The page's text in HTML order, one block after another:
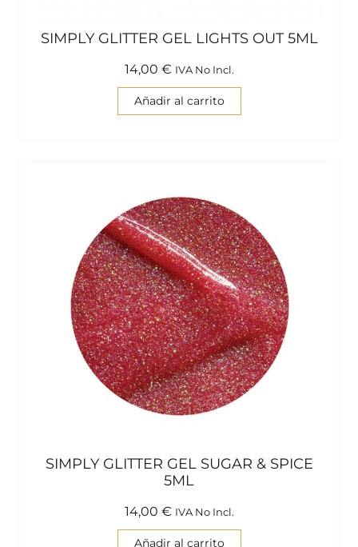
SIMPLY GLITTER GEL LIGHTS OUT 5ML
14,00 € IVA No Incl.
Añadir al carrito
SIMPLY GLITTER GEL SUGAR & SPICE
5ML
14,00 € IVA No Incl.
Añadir al carrito